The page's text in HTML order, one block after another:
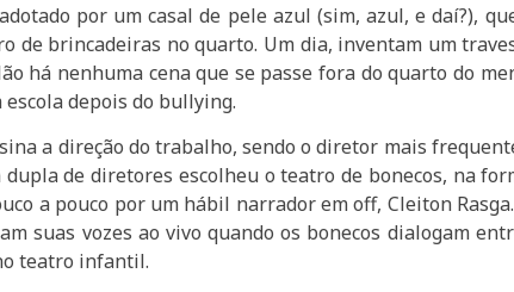
por um casal de pele azul (sim, azul, e daí?),
brincadeiras no quarto. Um dia, inventam um
há nenhuma cena que se passe fora do quarto do
depois do bullying.
a direção do trabalho, sendo o diretor mais
de diretores escolheu o teatro de bonecos, na
a pouco por um hábil narrador em off, Cleiton
suas vozes ao vivo quando os bonecos dialogam
teatro infantil.